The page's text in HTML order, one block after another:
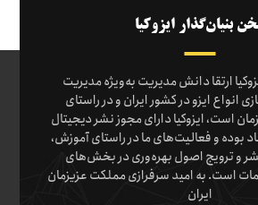
بنیان‌گذار ایزوکیا
ارتقا دانش مدیریت به‌ویژه مدیریت
انواع ایزو در کشور ایران و در راستای
است، ایزوکیا دارای مجوز نشر دیجیتال
بوده و فعالیت‌های ما در راستای آموزش،
و ترویج اصول بهره‌وری در بخش‌های
است. به امید سرفرازی مملکت عزیزمان
ایران